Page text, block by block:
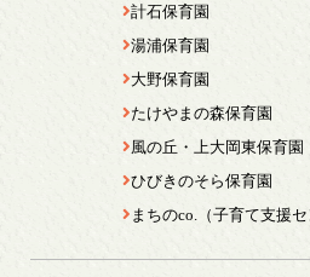
計石保育園
湯浦保育園
大野保育園
たけやまの森保育園
風の丘・上大岡東保育園
ひびきのそら保育園
まちのco.（子育て支援セ